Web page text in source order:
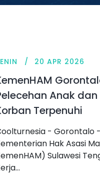
20 APR 2026
Anak
Terpenuhi
- Gorontalo
Hak Asasi
Sulawesi